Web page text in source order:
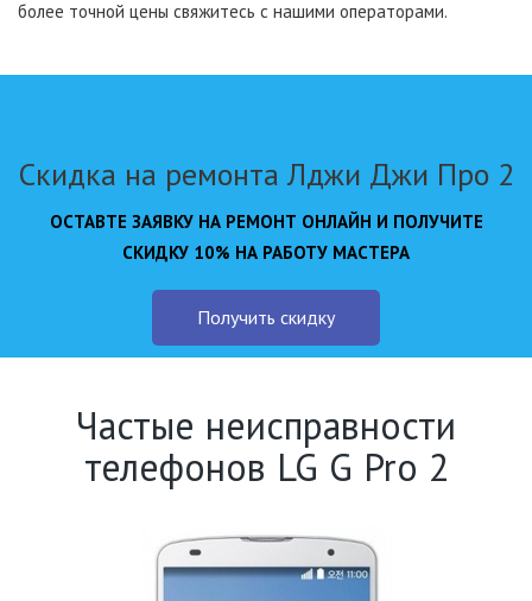
более точной цены свяжитесь с нашими операторами.
Скидка на ремонта Лджи Джи Про 2
ОСТАВТЕ ЗАЯВКУ НА РЕМОНТ ОНЛАЙН И ПОЛУЧИТЕ
СКИДКУ 10% НА РАБОТУ МАСТЕРА
Получить скидку
Частые неисправности
телефонов LG G Pro 2